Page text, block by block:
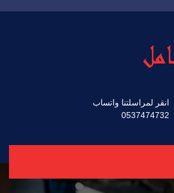
انقر لمراسلتنا واتساب
0537474732